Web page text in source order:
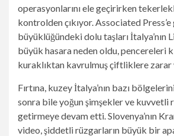
operasyonlarını ele geçirirken
kontrolden çıkıyor. Associated
büyüklüğündeki dolu taşları İtalya’nın
büyük hasara neden oldu, pencereleri
kuraklıktan kavrulmuş çiftliklere zarar
Fırtına, kuzey İtalya’nın bazı
sonra bile yoğun şimşekler ve kuvvetli
getirmeye devam etti. Slovenya’nın
video, şiddetli rüzgarların büyük bir